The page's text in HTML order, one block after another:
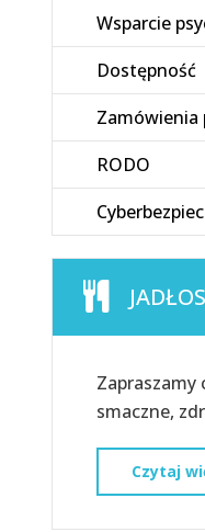
Wsparcie
Dostępność
Zamówienia
RODO
Zapraszamy
smaczne,
Czytaj